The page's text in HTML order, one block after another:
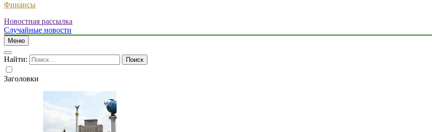
Финансы
Новостная рассылка
Случайные новости
Меню
Найти:
Заголовки